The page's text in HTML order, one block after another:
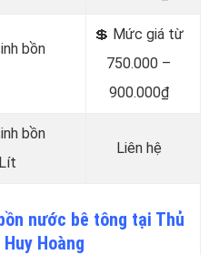
bồn
💲 Mức giá từ
750.000 –
900.000₫
bồn
Liên hệ
nước bê tông tại Thủ
Hoàng